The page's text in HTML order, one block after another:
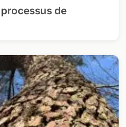
processus de